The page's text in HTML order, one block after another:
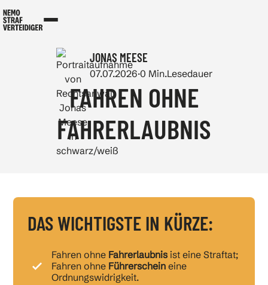
JONAS MEESE
07.07.2026·0 Min.Lesedauer
FAHREN OHNE
FAHRERLAUBNIS
DAS WICHTIGSTE IN KÜRZE:
Fahren ohne Fahrerlaubnis ist eine Straftat;
Fahren ohne Führerschein eine
Ordnungswidrigkeit.